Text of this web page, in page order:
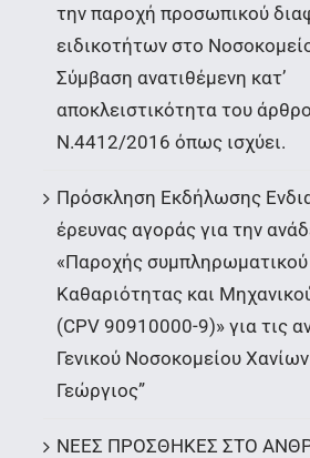
την παροχή προσωπικού
ειδικοτήτων στο
Σύμβαση ανατιθέμενη κατ’
αποκλειστικότητα του
Ν.4412/2016 όπως ισχύει.
Πρόσκληση Εκδήλωσης
έρευνας αγοράς για την
«Παροχής
Καθαριότητας και
(CPV 90910000-9)» για τις
Γενικού Νοσοκομείου
Γεώργιος”
ΝΕΕΣ ΠΡΟΣΘΗΚΕΣ ΣΤΟ